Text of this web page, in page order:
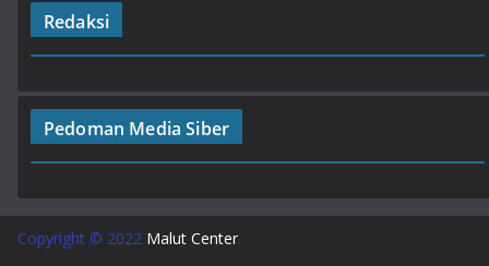
Redaksi
Pedoman Media Siber
Copyright © 2022 Malut Center.